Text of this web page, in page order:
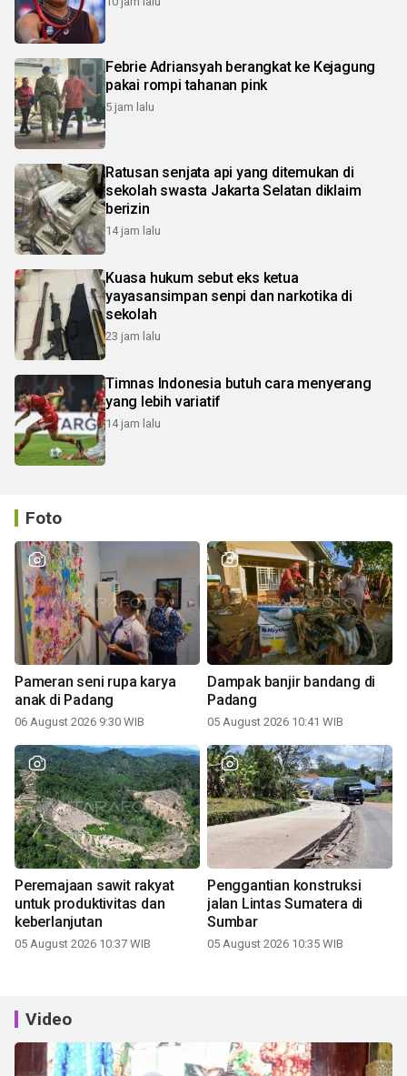
Febrie Adriansyah berangkat ke Kejagung
pakai rompi tahanan pink
5 jam lalu
Ratusan senjata api yang ditemukan di
sekolah swasta Jakarta Selatan diklaim
berizin
14 jam lalu
Kuasa hukum sebut eks ketua
yayasansimpan senpi dan narkotika di
sekolah
23 jam lalu
Timnas Indonesia butuh cara menyerang
yang lebih variatif
14 jam lalu
Foto
Pameran seni rupa karya
anak di Padang
06 August 2026 9:30 WIB
Dampak banjir bandang di
Padang
05 August 2026 10:41 WIB
Peremajaan sawit rakyat
untuk produktivitas dan
keberlanjutan
05 August 2026 10:37 WIB
Penggantian konstruksi
jalan Lintas Sumatera di
Sumbar
05 August 2026 10:35 WIB
Video